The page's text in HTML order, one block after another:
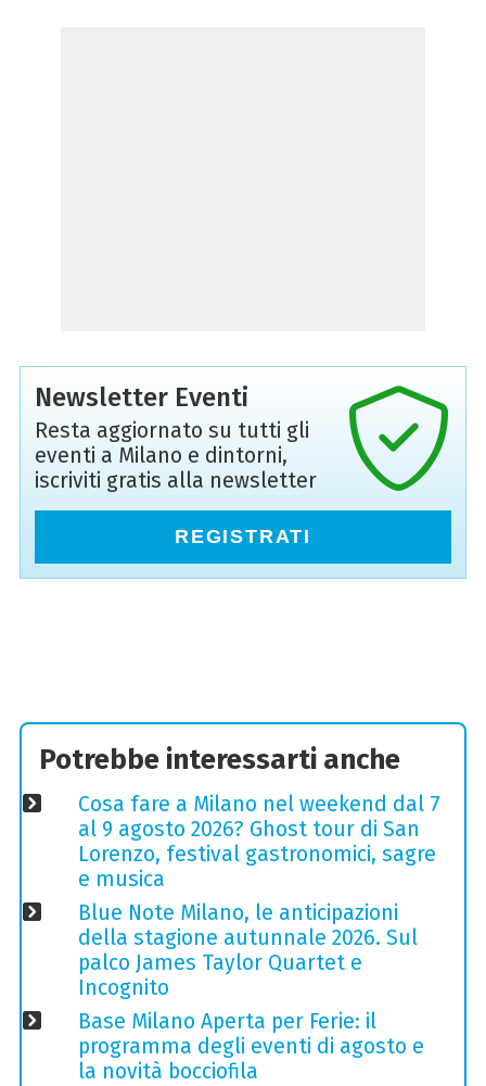
Newsletter Eventi
Resta aggiornato su tutti gli
eventi a Milano e dintorni,
iscriviti gratis alla newsletter
REGISTRATI
Potrebbe interessarti anche
Cosa fare a Milano nel weekend dal 7
al 9 agosto 2026? Ghost tour di San
Lorenzo, festival gastronomici, sagre
e musica
Blue Note Milano, le anticipazioni
della stagione autunnale 2026. Sul
palco James Taylor Quartet e
Incognito
Base Milano Aperta per Ferie: il
programma degli eventi di agosto e
la novità bocciofila